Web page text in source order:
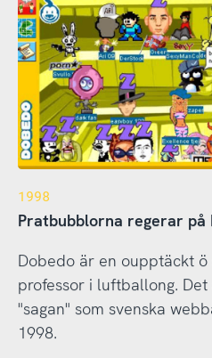
1998
Pratbubblorna regerar på
Dobedo är en oupptäckt
professor i luftballong.
"sagan" som svenska
1998.